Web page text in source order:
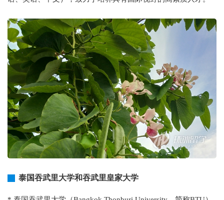
泰国吞武里大学和吞武里皇家大学